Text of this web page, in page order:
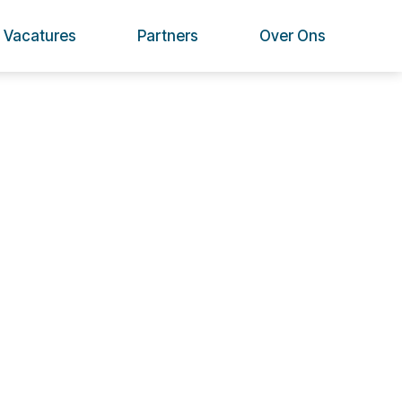
Vacatures Partners Over Ons